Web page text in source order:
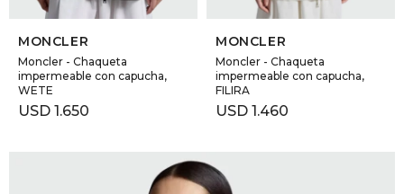
SELECCIONAR TALLE
MONCLER
Moncler - Chaqueta
impermeable con capucha,
WETE
USD 1.650
SELECCIONAR TALLE
MONCLER
Moncler - Chaqueta
impermeable con capucha,
FILIRA
USD 1.460